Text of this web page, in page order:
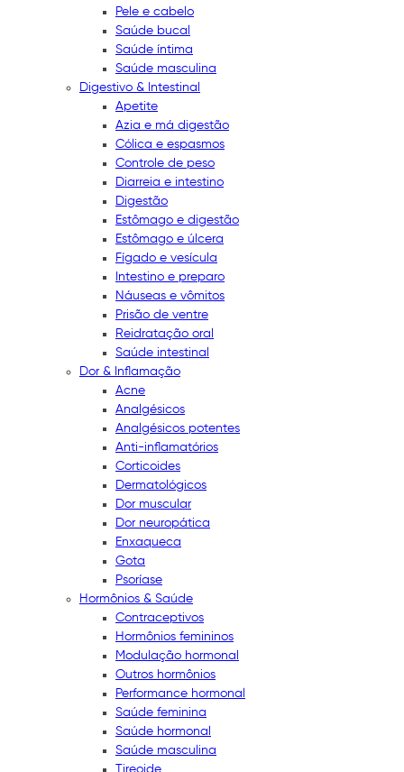
Pele e cabelo
Saúde bucal
Saúde íntima
Saúde masculina
Digestivo & Intestinal
Apetite
Azia e má digestão
Cólica e espasmos
Controle de peso
Diarreia e intestino
Digestão
Estômago e digestão
Estômago e úlcera
Fígado e vesícula
Intestino e preparo
Náuseas e vômitos
Prisão de ventre
Reidratação oral
Saúde intestinal
Dor & Inflamação
Acne
Analgésicos
Analgésicos potentes
Anti-inflamatórios
Corticoides
Dermatológicos
Dor muscular
Dor neuropática
Enxaqueca
Gota
Psoríase
Hormônios & Saúde
Contraceptivos
Hormônios femininos
Modulação hormonal
Outros hormônios
Performance hormonal
Saúde feminina
Saúde hormonal
Saúde masculina
Tireoide